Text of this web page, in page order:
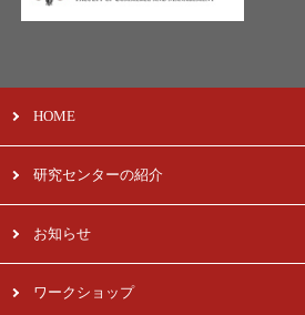
HOME
研究センターの紹介
お知らせ
ワークショップ